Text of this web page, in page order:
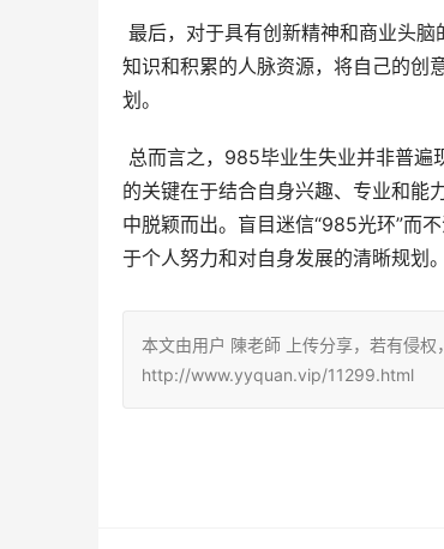
知识和积累的人脉资源，将自己的创
划。
的关键在于结合自身兴趣、专业和能
中脱颖而出。盲目迷信“985光环”而
于个人努力和对自身发展的清晰规划。
本文由用户 陳老師 上传分享，若有侵权
http://www.yyquan.vip/11299.html